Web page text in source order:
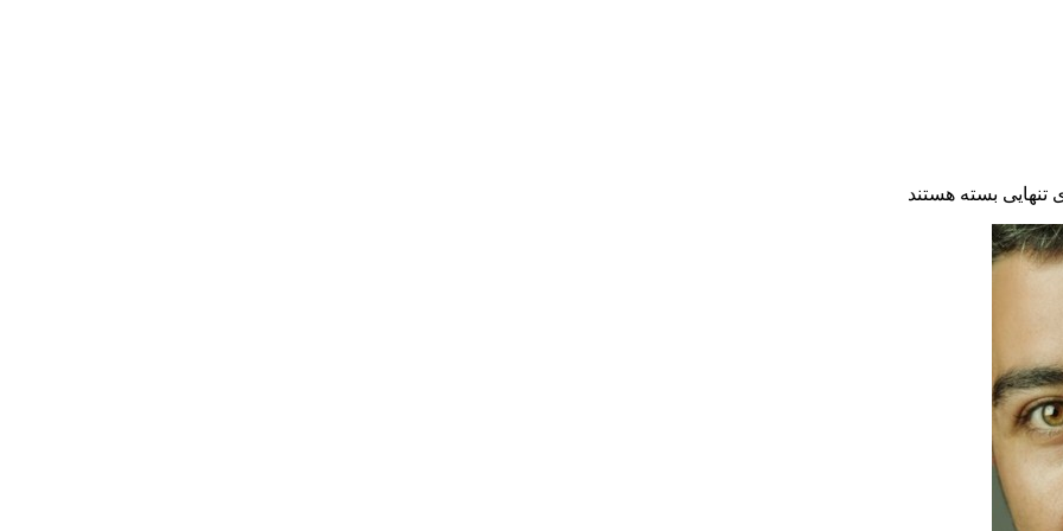
بسته هستند